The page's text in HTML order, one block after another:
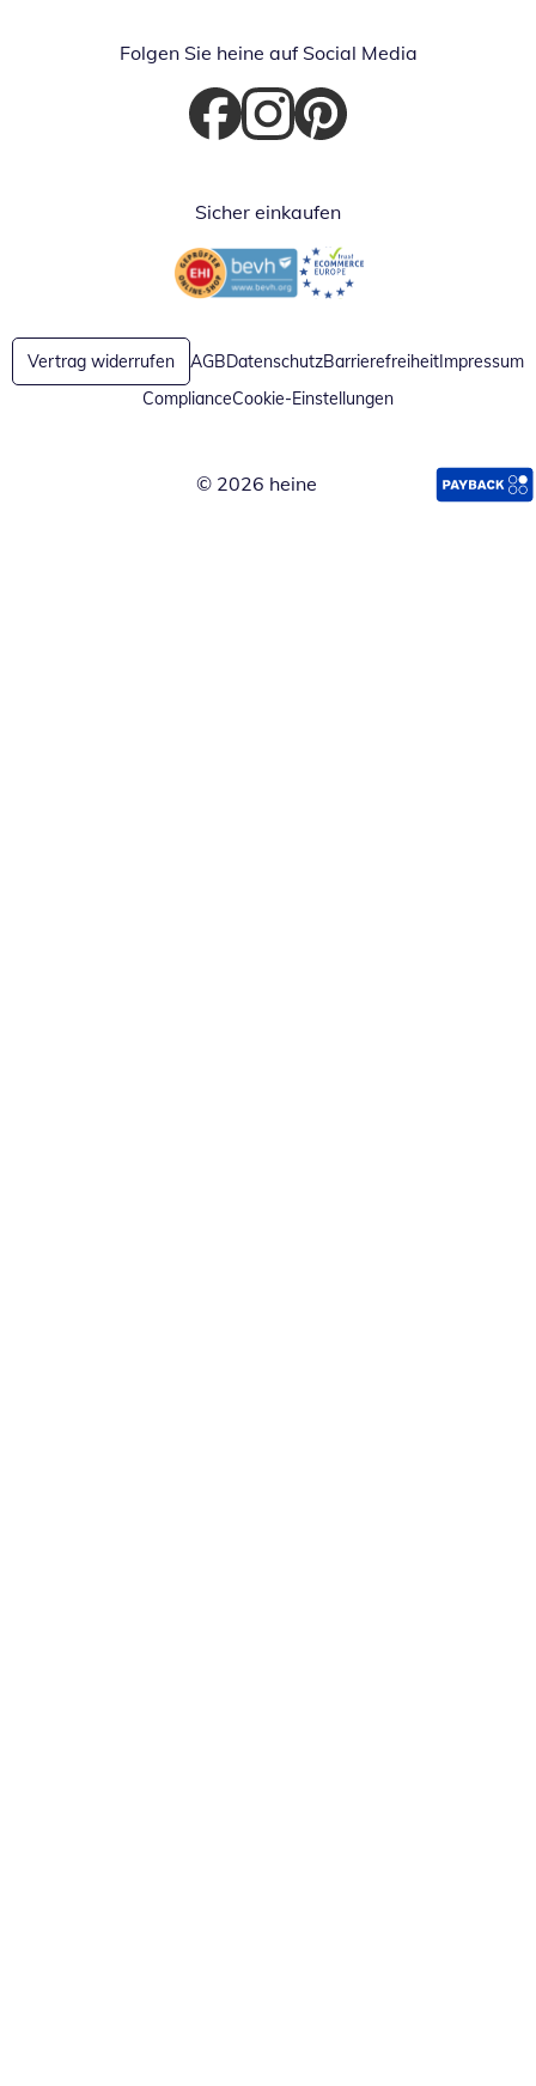
Folgen Sie heine auf Social Media
Öffnet in neuem Fenster
Öffnet in neuem Fenster
Öffnet in neuem Fenster
Sicher einkaufen
Öffnet in neuem FensterÖffnet in neuem Fenster
Vertrag widerrufen AGBDatenschutzBarrierefreiheitImpressum
ComplianceCookie-Einstellungen
© 2026 heine